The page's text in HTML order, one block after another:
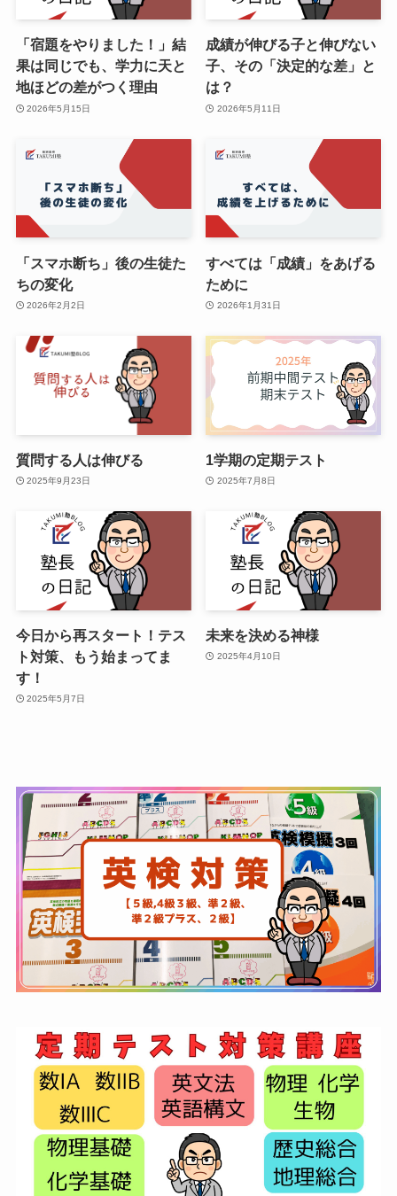
「宿題をやりました！」結
果は同じでも、学力に天と
地ほどの差がつく理由
2026年5月15日
成績が伸びる子と伸びない
子、その「決定的な差」と
は？
2026年5月11日
「スマホ断ち」後の生徒た
ちの変化
2026年2月2日
すべては「成績」をあげる
ために
2026年1月31日
質問する人は伸びる
2025年9月23日
1学期の定期テスト
2025年7月8日
今日から再スタート！テス
ト対策、もう始まってま
す！
2025年5月7日
未来を決める神様
2025年4月10日